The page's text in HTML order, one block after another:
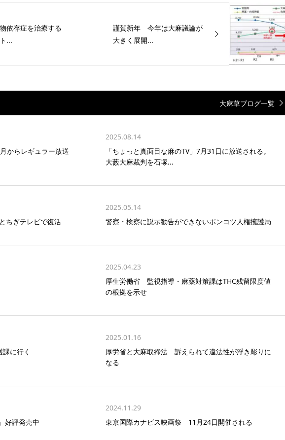
依存症を治療する
...
謹賀新年 今年は大麻議論が
大きく展開...
大麻草ブログ一覧
からレギュラー放送
2025.08.14
「ちょっと真面目な麻のTV」7月31日に放送される。
大藪大麻裁判を石塚...
ちぎテレビで復活
2025.05.14
警察・検察に説示勧告ができないポンコツ人権擁護局
2025.04.23
厚生労働省 監視指導・麻薬対策課はTHC残留限度値
の根拠を示せ
に行く
2025.01.16
厚労省と大麻取締法 訴えられて違法性が浮き彫りに
なる
好評発売中
2024.11.29
東京国際カナビス映画祭 11月24日開催される